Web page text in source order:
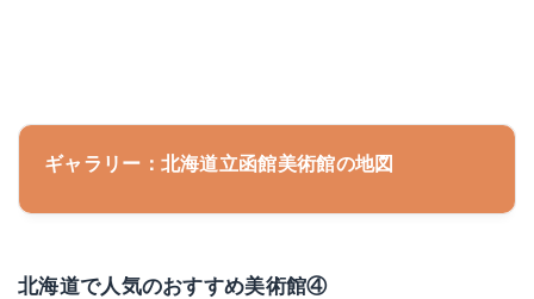
ギャラリー：北海道立函館美術館の地図
北海道で人気のおすすめ美術館④